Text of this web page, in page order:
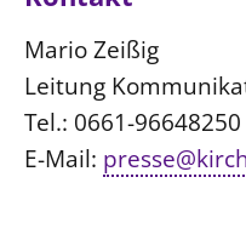
Mario Zeißig
Leitung
Tel.: 0661-96648250
E-Mail: